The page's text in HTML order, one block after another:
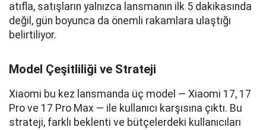
atıfla, satışların yalnızca lansmanın ilk 5 dakikasında
değil, gün boyunca da önemli rakamlara ulaştığı
belirtiliyor.
Model Çeşitliliği ve Strateji
Xiaomi bu kez lansmanda üç model — Xiaomi 17, 17
Pro ve 17 Pro Max — ile kullanıcı karşısına çıktı. Bu
strateji, farklı beklenti ve bütçelerdeki kullanıcıları